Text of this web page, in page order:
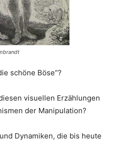
schöne Böse“?
visuellen Erzählungen
der Manipulation?
Dynamiken, die bis heute